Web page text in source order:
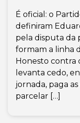
É oficial: o
definiram
pela disputa da
formam a linha
Honesto contra
levanta cedo,
jornada, paga
parcelar […]